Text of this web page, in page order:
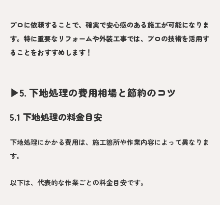
プロに依頼することで、確実で安心感のある施工が可能になりま
す。特に重要なリフォームや外装工事では、プロの技術を活用す
ることをおすすめします！
▶︎5. 下地処理の費用相場と節約のコツ
5.1 下地処理の料金目安
下地処理にかかる費用は、施工箇所や作業内容によって異なりま
す。
以下は、代表的な作業ごとの料金目安です。